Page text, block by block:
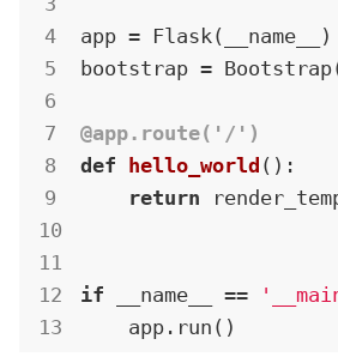
app = Flask(__name__)
bootstrap =
@app.route('/')
def
hello_world () :
return
if __name__ ==